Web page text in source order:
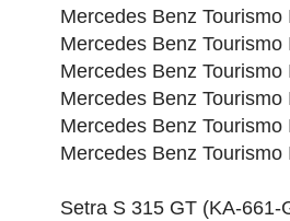
Mercedes Benz
Mercedes Benz
Mercedes Benz
Mercedes Benz Tourismo
Mercedes Benz Tourismo
Mercedes Benz
Setra S 315 GT (KA-661-